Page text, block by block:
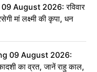
August 2026: रविवार
मां लक्ष्मी की कृपा, धन
09 August 2026:
का व्रत, जानें राहु काल,